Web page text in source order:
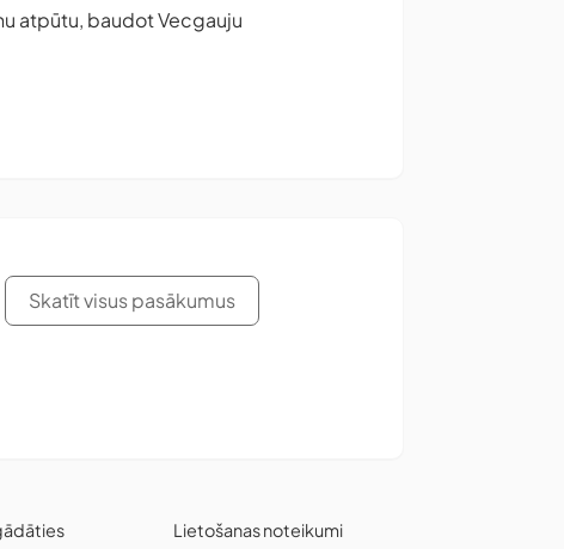
atpūtu, baudot Vecgauju
Skatīt visus pasākumus
Lietošanas noteikumi